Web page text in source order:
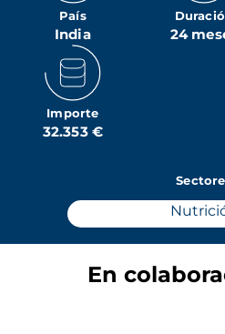
País
India 24
Importe
32.353 €
En